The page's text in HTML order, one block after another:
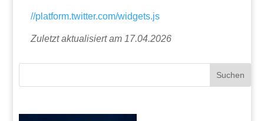
//platform.twitter.com/widgets.js
Zuletzt aktualisiert am 17.04.2026